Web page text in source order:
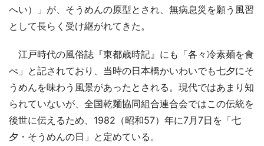
へい）」が、そうめんの原型とされ、無病息災を願う風習
として長らく受け継がれてきた。
江戸時代の風俗誌『東都歳時記』にも「各々冷素麺を食
べ」と記されており、当時の日本橋かいわいでも七夕にそ
うめんを味わう風景があったとされる。現代ではあまり知
られていないが、全国乾麺協同組合連合会ではこの伝統を
後世に伝えるため、1982（昭和57）年に7月7日を「七
夕・そうめんの日」と定めている。